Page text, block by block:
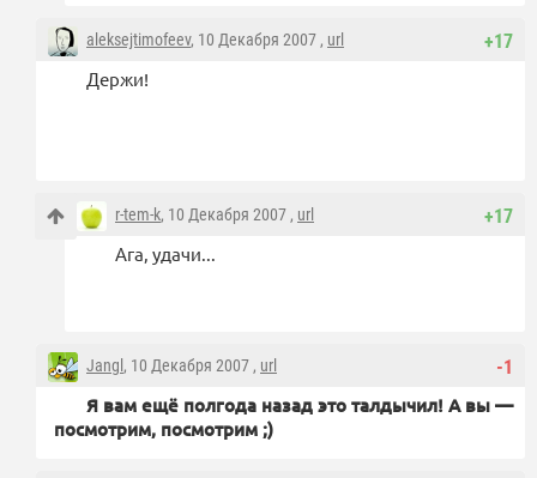
+17
aleksejtimofeev, 10 Декабря 2007 , url
Держи!
+17
r-tem-k, 10 Декабря 2007 , url
Ага, удачи...
-1
Jangl , 10 Декабря 2007 , url
Я вам ещё полгода назад это талдычил! А вы —
посмотрим, посмотрим ;)